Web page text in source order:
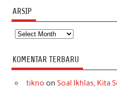
ARSIP
Arsip
KOMENTAR TERBARU
tikno on Soal Ikhlas, Kita